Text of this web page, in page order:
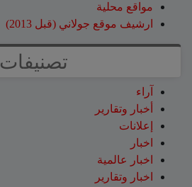
مواقع محلية
ارشيف موقع جولاني (قبل 2013)
تصنيفات
آراء
أخبار وتقارير
إعلانات
اخبار
اخبار عالمية
اخبار وتقارير